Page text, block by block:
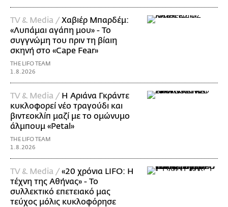
TV & Media / Χαβιέρ Μπαρδέμ:
«Λυπάμαι αγάπη μου» - Το
συγγνώμη του πριν τη βίαιη
σκηνή στο «Cape Fear»
THE LIFO TEAM
1.8.2026
TV & Media / Η Αριάνα Γκράντε
κυκλοφορεί νέο τραγούδι και
βιντεοκλίπ μαζί με το ομώνυμο
άλμπουμ «Petal»
THE LIFO TEAM
1.8.2026
TV & Media /«20 χρόνια LIFO: Η
τέχνη της Αθήνας» - Το
συλλεκτικό επετειακό μας
τεύχος μόλις κυκλοφόρησε